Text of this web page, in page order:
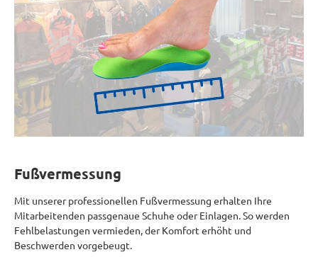
Fußvermessung
Mit unserer professionellen Fußvermessung erhalten Ihre
Mitarbeitenden passgenaue Schuhe oder Einlagen. So werden
Fehlbelastungen vermieden, der Komfort erhöht und
Beschwerden vorgebeugt.